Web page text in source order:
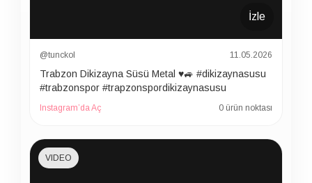
İzle
@tunckol 11.05.2026
Trabzon Dikizayna Süsü Metal ♥️🚙 #dikizaynasusu
#trabzonspor #trapzonspordikizaynasusu
Instagram’da Aç 0 ürün noktası
VIDEO